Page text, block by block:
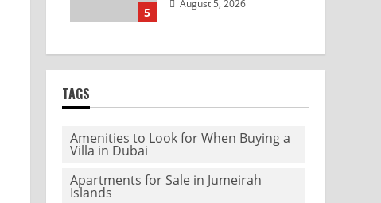
5
August 5, 2026
TAGS
Amenities to Look for When Buying a
Villa in Dubai
Apartments for Sale in Jumeirah
Islands